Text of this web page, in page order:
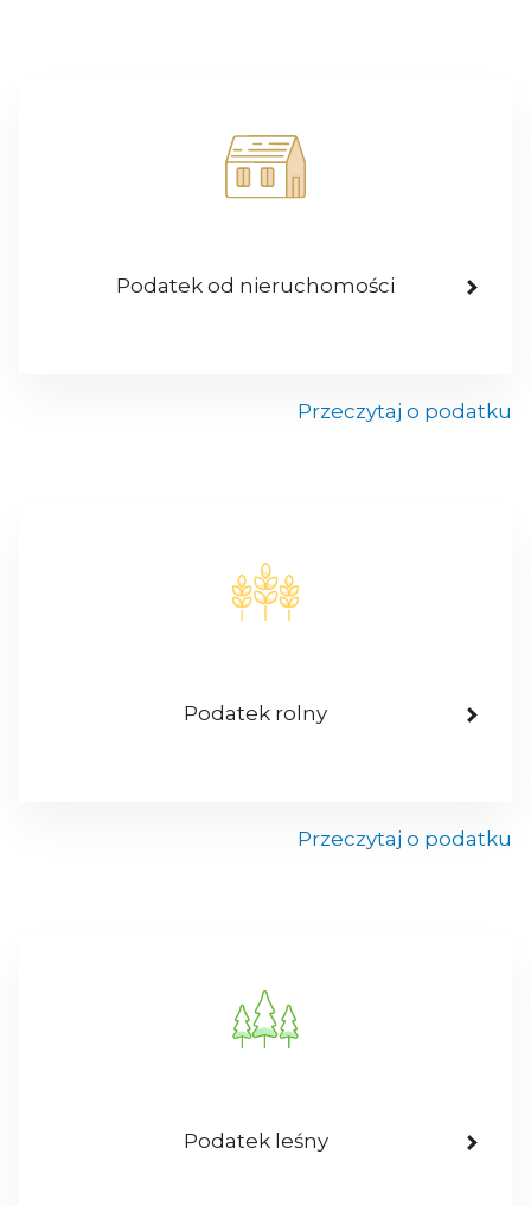
Podatek od nieruchomości
Przeczytaj o podatku
Podatek rolny
Przeczytaj o podatku
Podatek leśny